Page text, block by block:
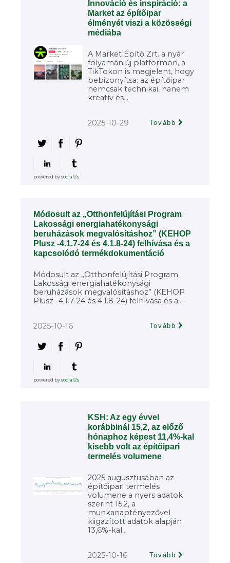
Innováció és inspiráció: a
Market az építőipar
élményét viszi a közösségi
médiába
A Market Építő Zrt. a nyár
folyamán új platformon, a
TikTokon is megjelent, hogy
bebizonyítsa: az építőipar
nemcsak technikai, hanem
kreatív és...
2025-10-29 Tovább
powered bysocial2s
Módosult az „Otthonfelújítási Program
Lakossági energiahatékonysági
beruházások megvalósításhoz” (KEHOP
Plusz -4.1.7-24 és 4.1.8-24) felhívása és a
kapcsolódó termékdokumentáció
Módosult az „Otthonfelújítási Program
Lakossági energiahatékonysági
beruházások megvalósításhoz” (KEHOP
Plusz -4.1.7-24 és 4.1.8-24) felhívása és a...
2025-10-16 Tovább
powered bysocial2s
KSH: Az egy évvel
korábbinál 15,2, az előző
hónaphoz képest 11,4%-kal
kisebb volt az építőipari
termelés volumene
2025 augusztusában az
építőipari termelés
volumene a nyers adatok
szerint 15,2, a
munkanaptényezővel
kiigazított adatok alapján
13,6%-kal...
2025-10-16 Tovább